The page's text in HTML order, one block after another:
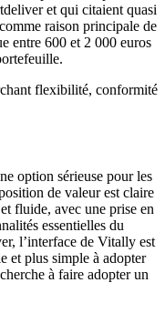
et qui citaient quasi
raison principale de
entre 600 et 2 000 euros
flexibilité, conformité
option sérieuse pour les
de valeur est claire
fluide, avec une prise en
essentielles du
l’interface de Vitally est
et plus simple à adopter
à faire adopter un